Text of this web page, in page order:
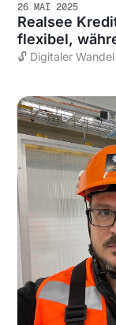
26 MAI 2025
Realsee
flexibel,
🔓 Digitaler